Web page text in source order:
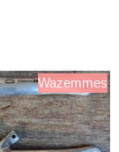
Wazemmes